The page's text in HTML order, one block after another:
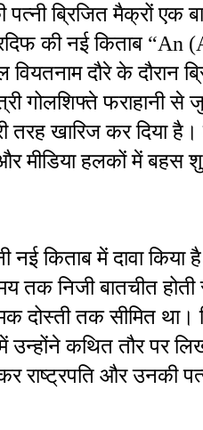
ब्रिजित मैक्रों एक
की नई किताब
दौरे के दौरान
गोलशिफ्ते फराहानी से
तरह खारिज कर दिया
मीडिया हलकों में बहस
किताब में दावा किया
निजी बातचीत होती
दोस्ती तक सीमित
कथित तौर पर
और उनकी